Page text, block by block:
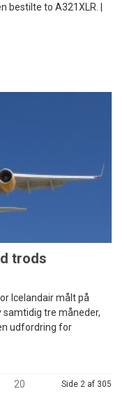
bestilte to A321XLR. |
trods
Icelandair målt på
tre måneder,
udfordring for
Side 2 af 305
20